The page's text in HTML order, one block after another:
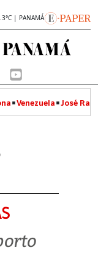
| PANAMÁ
Venezuela José